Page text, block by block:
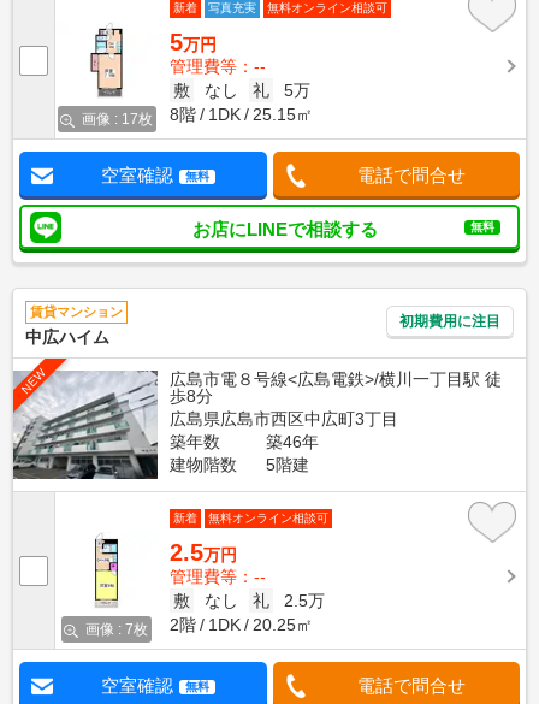
画像 : 17枚
新着 写真充実 無料オンライン相談可
5万円
管理費等：--
敷
なし 礼
5万
8階
1DK 25.15㎡
空室確認 無料 電話で問合せ
お店にLINEで相談する 無料
賃貸マンション
中広ハイム
初期費用に注目
NEW
広島市電８号線<広島電鉄>/横川一丁目駅 徒
歩8分
広島県広島市西区中広町3丁目
築年数
築46年
建物階数
5階建
画像 : 7枚
新着 無料オンライン相談可
2.5万円
管理費等：--
敷
なし 礼
2.5万
2階
1DK 20.25㎡
空室確認 無料 電話で問合せ